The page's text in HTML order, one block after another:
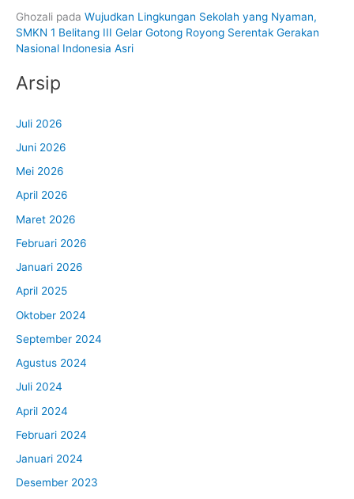
Ghozali pada Wujudkan Lingkungan Sekolah yang Nyaman,
SMKN 1 Belitang III Gelar Gotong Royong Serentak Gerakan
Nasional Indonesia Asri
Arsip
Juli 2026
Juni 2026
Mei 2026
April 2026
Maret 2026
Februari 2026
Januari 2026
April 2025
Oktober 2024
September 2024
Agustus 2024
Juli 2024
April 2024
Februari 2024
Januari 2024
Desember 2023